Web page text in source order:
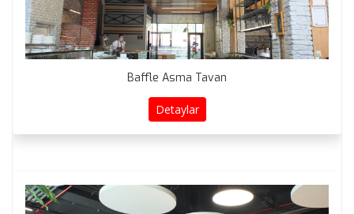
Baffle Asma Tavan
Detaylar